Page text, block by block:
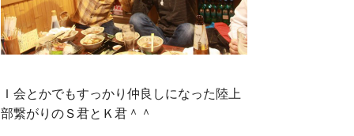
Ｉ会とかでもすっかり仲良しになった陸上
部繋がりのＳ君とＫ君＾＾